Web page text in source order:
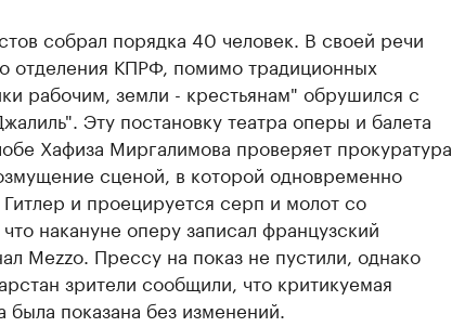
собрал порядка 40 человек. В своей речи
отделения КПРФ, помимо традиционных
рабочим, земли - крестьянам" обрушился с
Эту постановку театра оперы и балета
Хафиза Миргалимова проверяет прокуратура.
сценой, в которой одновременно
и проецируется серп и молот со
накануне оперу записал французский
Mezzo. Прессу на показ не пустили, однако
зрители сообщили, что критикуемая
показана без изменений.